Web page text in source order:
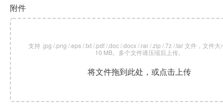
附件
支持 .jpg /.png /.eps /.txt /.pdf /.doc /.docx /.rar /.zip /.7z /.tar 文件，文件大
10 MB。多个文件请压缩后上传。
将文件拖到此处，或点击上传